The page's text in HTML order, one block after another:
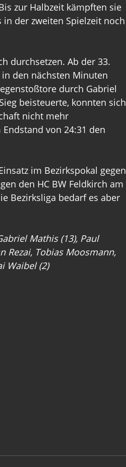
zur Halbzeit kämpften sie
der zweiten Spielzeit noch
durchsetzen. Ab der 33.
den nächsten Minuten
durch Gabriel
beisteuerte, konnten sich
nicht mehr
von 24:31 den
im Bezirkspokal gegen
den HC BW Feldkirch am
Bezirksliga bedarf es aber
Mathis (13), Paul
Rezai, Tobias Moosmann,
Waibel (2)